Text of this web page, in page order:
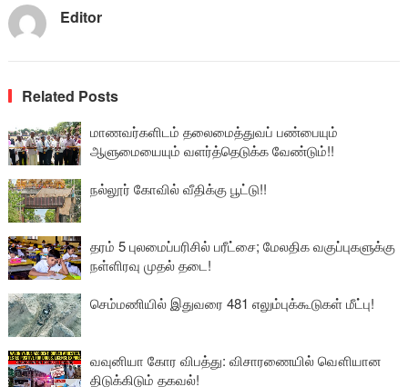
Editor
Related Posts
மாணவர்களிடம் தலைமைத்துவப் பண்பையும்
ஆளுமையையும் வளர்த்தெடுக்க வேண்டும்!!
நல்லூர் கோவில் வீதிக்கு பூட்டு!!
தரம் 5 புலமைப்பரிசில் பரீட்சை; மேலதிக வகுப்புகளுக்கு
நள்ளிரவு முதல் தடை!
செம்மணியில் இதுவரை 481 எலும்புக்கூடுகள் மீட்பு!
வவுனியா கோர விபத்து: விசாரணையில் வௌியான
திடுக்கிடும் தகவல்!